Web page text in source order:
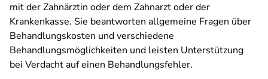
mit der Zahnärztin oder dem Zahnarzt oder der
Krankenkasse. Sie beantworten allgemeine Fragen über
Behandlungskosten und verschiedene
Behandlungsmöglichkeiten und leisten Unterstützung
bei Verdacht auf einen Behandlungsfehler.